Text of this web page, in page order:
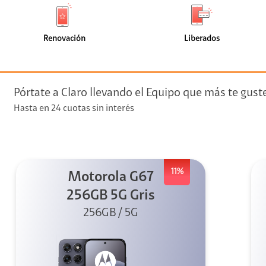
+ Telefonía
streaming
de
faceta
Renovación
(0)
faceta
Liberados
Pórtate a Claro llevando el Equipo que más te
Hasta en 24 cuotas sin interés
11%
Motorola G67
256GB 5G Gris
256GB / 5G